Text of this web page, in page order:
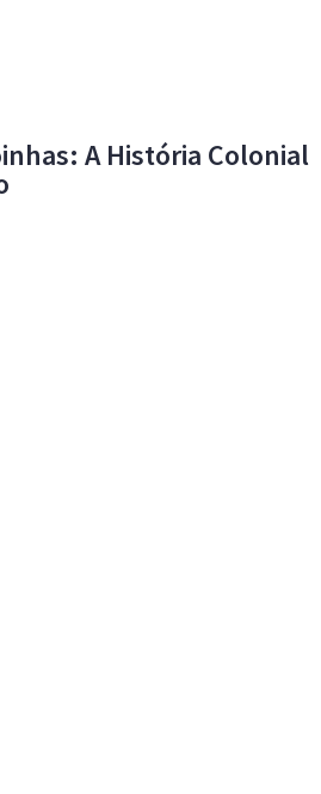
A História Colonial